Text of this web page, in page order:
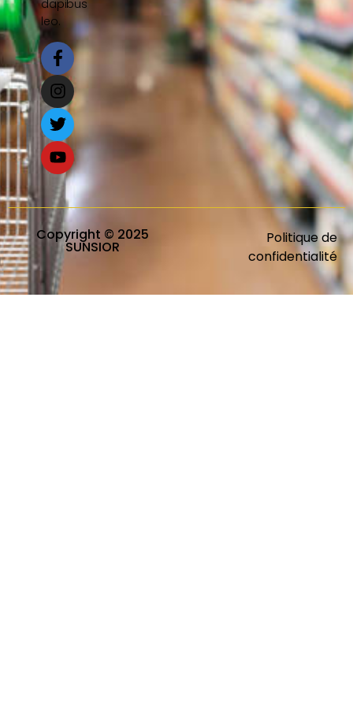
dapibus
leo.
Copyright © 2025
SUNSIOR
Politique de
confidentialité